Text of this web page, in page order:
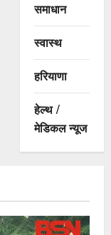
समाधान
स्वास्थ
हरियाणा
हेल्थ /
मेडिकल न्यूज